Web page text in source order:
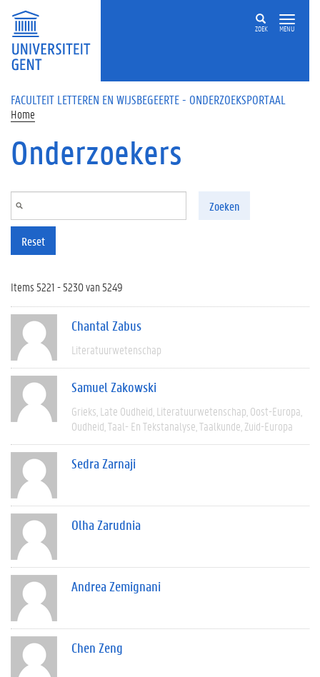
Overslaan en naar de inhoud gaan
ZOEK MENU
FACULTEIT LETTEREN EN WIJSBEGEERTE - ONDERZOEKSPORTAAL
Home
Onderzoekers
Zoeken
Reset
Items 5221 - 5230 van 5249
Chantal Zabus
Literatuurwetenschap
Samuel Zakowski
Grieks Late Oudheid Literatuurwetenschap Oost-Europa
Oudheid Taal- En Tekstanalyse Taalkunde Zuid-Europa
Sedra Zarnaji
Olha Zarudnia
Andrea Zemignani
Chen Zeng